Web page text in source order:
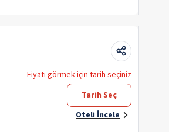
Fiyatı görmek için tarih seçiniz
Tarih Seç
Oteli İncele